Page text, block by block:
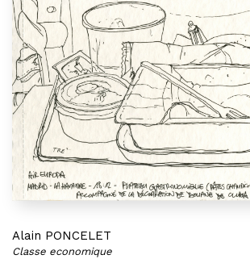
Alain PONCELET
Classe economique